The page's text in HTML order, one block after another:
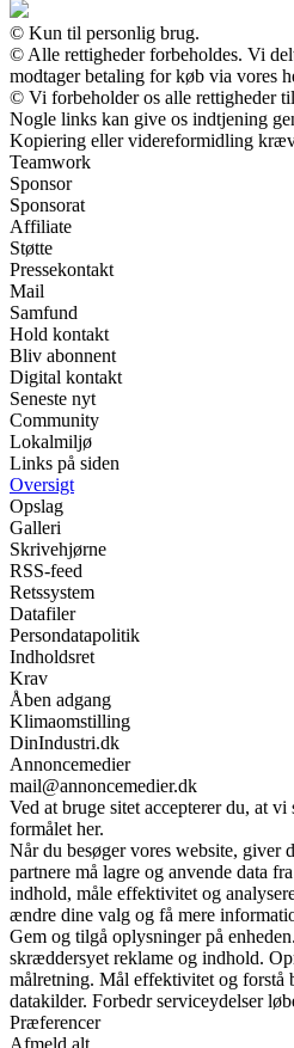
© Kun til personlig brug.
© Alle rettigheder forbeholdes. Vi
modtager betaling for køb via vores
© Vi forbeholder os alle rettigheder
Nogle links kan give os indtjening
Kopiering eller videreformidling
Teamwork
Sponsor
Sponsorat
Affiliate
Støtte
Pressekontakt
Mail
Samfund
Hold kontakt
Bliv abonnent
Digital kontakt
Seneste nyt
Community
Lokalmiljø
Links på siden
Oversigt
Opslag
Galleri
Skrivehjørne
RSS-feed
Retssystem
Datafiler
Persondatapolitik
Indholdsret
Krav
Åben adgang
Klimaomstilling
DinIndustri.dk
Annoncemedier
mail@annoncemedier.dk
Ved at bruge sitet accepterer du, at
formålet her.
Når du besøger vores website, giver
partnere må lagre og anvende data
indhold, måle effektivitet og
ændre dine valg og få mere
Gem og tilgå oplysninger på
skræddersyet reklame og indhold.
målretning. Mål effektivitet og forstå
datakilder. Forbedr serviceydelser
Præferencer